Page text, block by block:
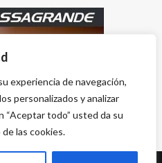
experiencia de navegación,
personalizados y analizar
“Aceptar todo” usted da su
las cookies.